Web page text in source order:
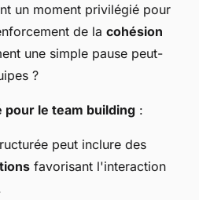
un moment privilégié pour
de la cohésion
une simple pause peut-
?
pour le team building :
peut inclure des
favorisant l'interaction